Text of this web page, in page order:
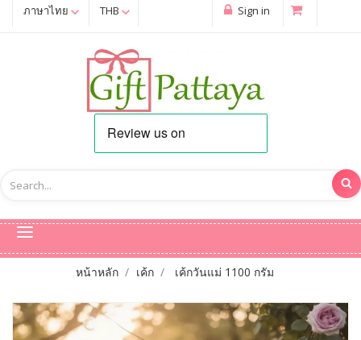
ภาษาไทย THB Sign in
หน้าหลัก เค้ก เค้กวันแม่ 1100 กรัม